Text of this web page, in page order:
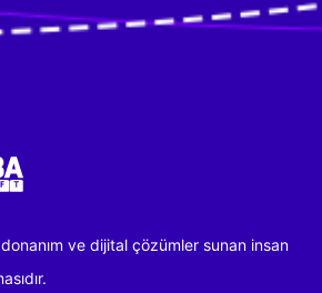
ve dijital çözümler sunan insan